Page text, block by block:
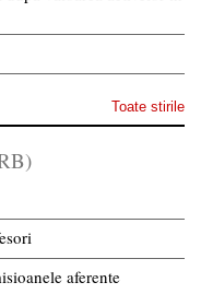
Toate stirile
aferente